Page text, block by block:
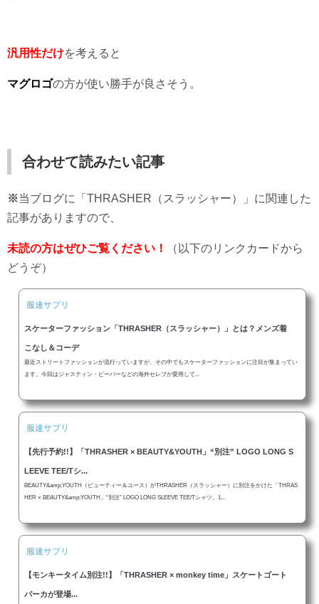
汎用性だけを考えると
マグロゴの方が使い勝手が良さそう。
合わせて読みたい記事
※当ブログに「THRASHER（スラッシャー）」に関連した
記事がありますので、
未読の方はぜひご覧ください！
（以下のリンクカードから
どうぞ）
服速サプリ
スケーターファッション「THRASHER（スラッシャー）」とは？メンズ着
こなし＆コーデ
最近ストリートファッションが流行っていますが、その中でもスケーターファッションに注目が集まってい
ます。今回はジャスティン・ビーバーなどの海外セレブが愛用して...
服速サプリ
【先行予約!!】「THRASHER × BEAUTY&YOUTH」“別注” LOGO LONG S
LEEVE TEE/Tシ...
BEAUTY&amp;YOUTH（ビューティー＆ユース）がTHRASHER（スラッシャー）に別注をかけた「THRAS
HER × BEAUTY&amp;YOUTH」“別注” LOGO LONG SLEEVE TEE/Tシャツ。1...
服速サプリ
【モンキータイム別注!!】「THRASHER × monkey time」スケートゴート
パーカが登場...